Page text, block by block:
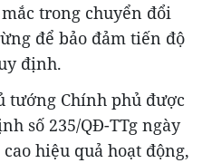
trong chuyển đổi
để bảo đảm tiến độ
định.
tướng Chính phủ được
số 235/QĐ-TTg ngày
hiệu quả hoạt động,